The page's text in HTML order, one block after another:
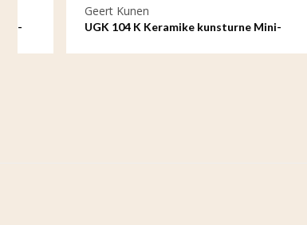
Geert Kunen
UGK 104 K Keramike kunsturne Mini-